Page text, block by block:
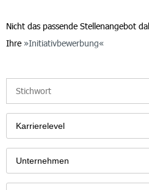
Nicht das passende Stellenangebot
Ihre
Initiativbewerbung
Karrierelevel
Unternehmen